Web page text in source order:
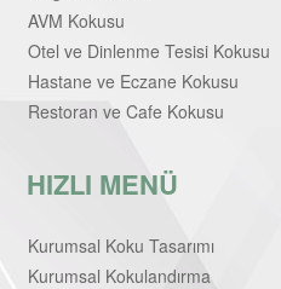
AVM Kokusu
Otel ve Dinlenme Tesisi Kokusu
Hastane ve Eczane Kokusu
Restoran ve Cafe Kokusu
HIZLI MENÜ
Kurumsal Koku Tasarımı
Kurumsal Kokulandırma